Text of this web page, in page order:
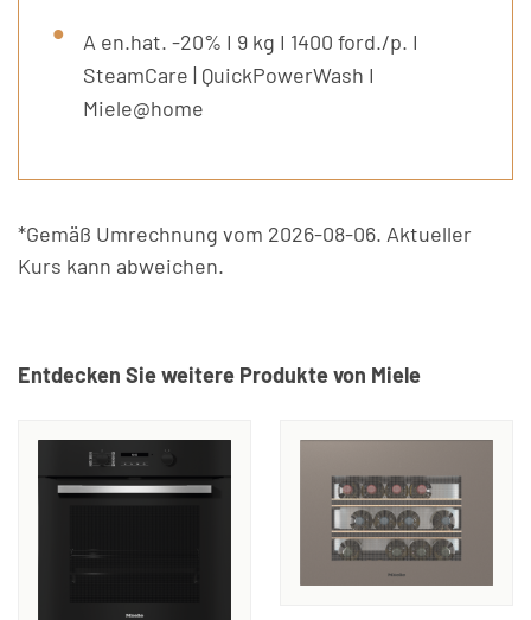
A en.hat. -20% I 9 kg I 1400 ford./p. I
SteamCare | QuickPowerWash I
Miele@home
*Gemäß Umrechnung vom 2026-08-06. Aktueller
Kurs kann abweichen.
Entdecken Sie weitere Produkte von Miele